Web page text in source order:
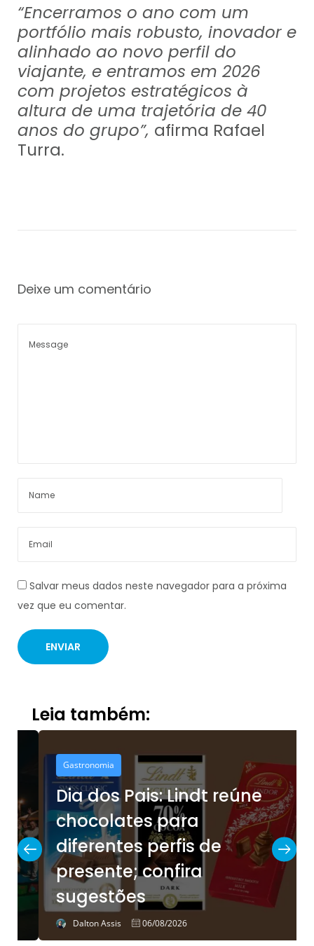
“Encerramos o ano com um
portfólio mais robusto, inovador e
alinhado ao novo perfil do
viajante, e entramos em 2026
com projetos estratégicos à
altura de uma trajetória de 40
anos do grupo”, afirma Rafael
Turra.
Deixe um comentário
Salvar meus dados neste navegador para a próxima
vez que eu comentar.
Leia também:
Gastronomia
Dia dos Pais: Lindt reúne
chocolates para
diferentes perfis de
presente; confira
sugestões
Dalton Assis 06/08/2026